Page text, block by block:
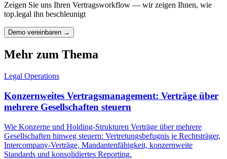
Zeigen Sie uns Ihren Vertragsworkflow — wir zeigen Ihnen, wie
top.legal ihn beschleunigt
Demo vereinbaren →
Mehr zum Thema
Legal Operations
Konzernweites Vertragsmanagement: Verträge über
mehrere Gesellschaften steuern
Wie Konzerne und Holding-Strukturen Verträge über mehrere
Gesellschaften hinweg steuern: Vertretungsbefugnis je Rechtsträger,
Intercompany-Verträge, Mandantenfähigkeit, konzernweite
Standards und konsolidiertes Reporting.